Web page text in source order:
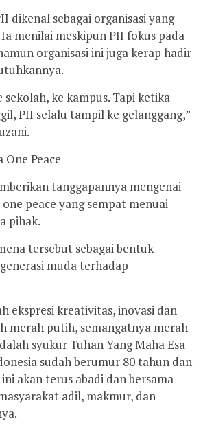
dikenal sebagai organisasi yang
menilai meskipun PII fokus pada
organisasi ini juga kerap hadir
sekolah, ke kampus. Tapi ketika
PII selalu tampil ke gelanggang,”
One Peace
tanggapannya mengenai
peace yang sempat menuai
pihak.
tersebut sebagai bentuk
muda terhadap
ekspresi kreativitas, inovasi dan
merah putih, semangatnya merah
syukur Tuhan Yang Maha Esa
sudah berumur 80 tahun dan
akan terus abadi dan bersama-
adil, makmur, dan